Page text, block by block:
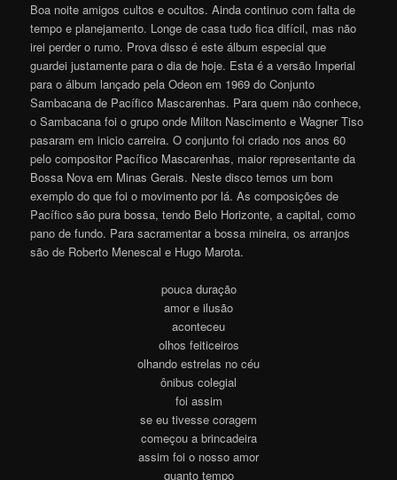
Boa noite amigos cultos e ocultos. Ainda continuo com falta de
tempo e planejamento. Longe de casa tudo fica difícil, mas não
irei perder o rumo. Prova disso é este álbum especial que
guardei justamente para o dia de hoje. Esta é a versão Imperial
para o álbum lançado pela Odeon em 1969 do Conjunto
Sambacana de Pacífico Mascarenhas. Para quem não conhece,
o Sambacana foi o grupo onde Milton Nascimento e Wagner Tiso
pasaram em inicio carreira. O conjunto foi criado nos anos 60
pelo compositor Pacífico Mascarenhas, maior representante da
Bossa Nova em Minas Gerais. Neste disco temos um bom
exemplo do que foi o movimento por lá. As composições de
Pacífico são pura bossa, tendo Belo Horizonte, a capital, como
pano de fundo. Para sacramentar a bossa mineira, os arranjos
são de Roberto Menescal e Hugo Marota.
pouca duração
amor e ilusão
aconteceu
olhos feiticeiros
olhando estrelas no céu
ônibus colegial
foi assim
se eu tivesse coragem
começou a brincadeira
assim foi o nosso amor
quanto tempo